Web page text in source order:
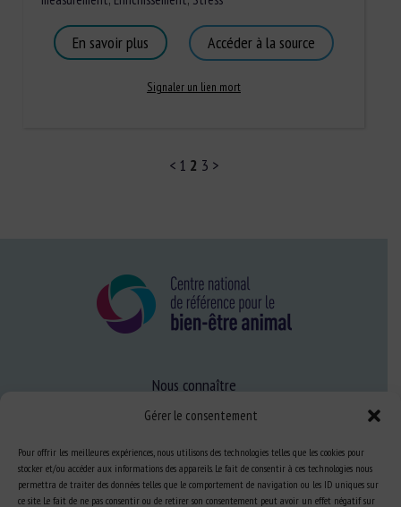
Gérer le consentement
Pour offrir les meilleures expériences, nous utilisons des technologies telles que les cookies pour
stocker et/ou accéder aux informations des appareils. Le fait de consentir à ces technologies nous
permettra de traiter des données telles que le comportement de navigation ou les ID uniques sur
ce site. Le fait de ne pas consentir ou de retirer son consentement peut avoir un effet négatif sur
En savoir plus Accéder à la source
Signaler un lien mort
< 1 2 3 >
Nous connaître
FAQ
Expertise